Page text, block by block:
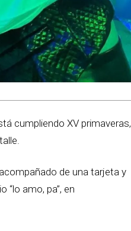
cumpliendo XV primaveras,
de una tarjeta y
amo, pa”, en